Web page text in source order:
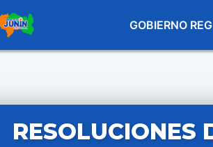
GOBIERNO
RESOLUCIONES